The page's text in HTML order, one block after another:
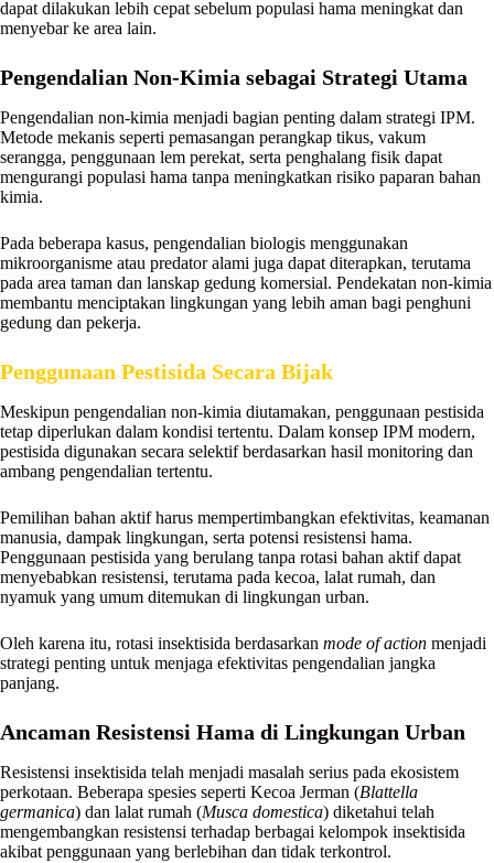
dapat dilakukan lebih cepat sebelum populasi hama meningkat dan
menyebar ke area lain.
Pengendalian Non-Kimia sebagai Strategi Utama
Pengendalian non-kimia menjadi bagian penting dalam strategi IPM.
Metode mekanis seperti pemasangan perangkap tikus, vakum
serangga, penggunaan lem perekat, serta penghalang fisik dapat
mengurangi populasi hama tanpa meningkatkan risiko paparan bahan
kimia.
Pada beberapa kasus, pengendalian biologis menggunakan
mikroorganisme atau predator alami juga dapat diterapkan, terutama
pada area taman dan lanskap gedung komersial. Pendekatan non-kimia
membantu menciptakan lingkungan yang lebih aman bagi penghuni
gedung dan pekerja.
Penggunaan Pestisida Secara Bijak
Meskipun pengendalian non-kimia diutamakan, penggunaan pestisida
tetap diperlukan dalam kondisi tertentu. Dalam konsep IPM modern,
pestisida digunakan secara selektif berdasarkan hasil monitoring dan
ambang pengendalian tertentu.
Pemilihan bahan aktif harus mempertimbangkan efektivitas, keamanan
manusia, dampak lingkungan, serta potensi resistensi hama.
Penggunaan pestisida yang berulang tanpa rotasi bahan aktif dapat
menyebabkan resistensi, terutama pada kecoa, lalat rumah, dan
nyamuk yang umum ditemukan di lingkungan urban.
Oleh karena itu, rotasi insektisida berdasarkan mode of action menjadi
strategi penting untuk menjaga efektivitas pengendalian jangka
panjang.
Ancaman Resistensi Hama di Lingkungan Urban
Resistensi insektisida telah menjadi masalah serius pada ekosistem
perkotaan. Beberapa spesies seperti Kecoa Jerman (Blattella
germanica) dan lalat rumah (Musca domestica) diketahui telah
mengembangkan resistensi terhadap berbagai kelompok insektisida
akibat penggunaan yang berlebihan dan tidak terkontrol.